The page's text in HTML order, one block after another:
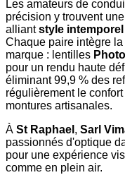
Les amateurs de
précision y trouvent
alliantstyle intemporel
Chaque paire intègre la
marque : lentilles
pour un rendu haute
éliminant 99,9 % des
régulièrement le
montures artisanales.
À St Raphael , Sarl
passionnés d'optique
pour une expérience
comme en plein air.